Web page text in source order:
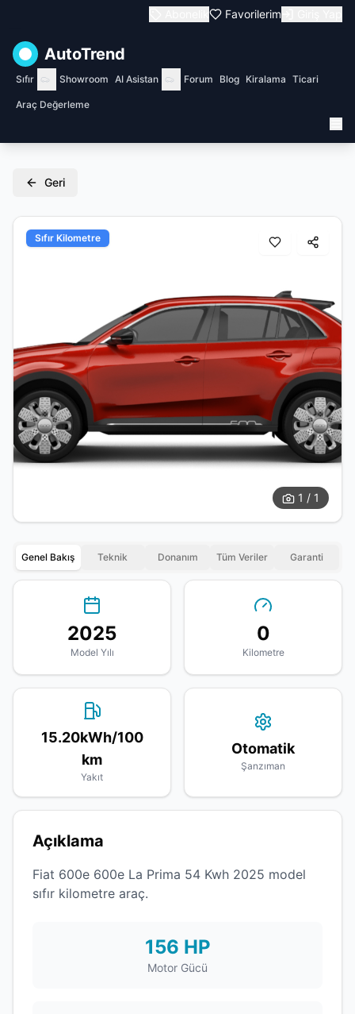
Favorilerim
AutoTrend
Sıfır Showroom AI Asistan Forum Blog Kiralama Ticari
Araç Değerleme
Geri
Sıfır Kilometre
1 / 1
Genel Bakış Teknik Donanım Tüm Veriler Garanti
2025
Model Yılı
0
Kilometre
15.20kWh/100
km
Yakıt
Otomatik
Şanzıman
Açıklama
Fiat 600e 600e La Prima 54 Kwh 2025 model
sıfır kilometre araç.
156 HP
Motor Gücü